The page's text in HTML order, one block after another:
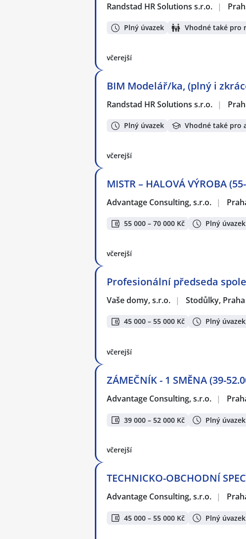
Randstad HR Solutions s.r.o. |
Plný úvazek Vhodné také pro
včerejší
BIM Modelář/ka, (plný i
Randstad HR Solutions s.r.o. |
Plný úvazek Vhodné také pro
včerejší
MISTR – HALOVÁ VÝROBA
Advantage Consulting, s.r.o. |
55 000 – 70 000 Kč Plný úvazek
včerejší
Profesionální předseda
Vaše domy, s.r.o. | Stodůlky, Praha
45 000 – 55 000 Kč Plný
včerejší
ZÁMEČNÍK - 1 SMĚNA (39-
Advantage Consulting, s.r.o. |
39 000 – 52 000 Kč Plný úvazek
včerejší
TECHNICKO-OBCHODNÍ
Advantage Consulting, s.r.o. |
45 000 – 55 000 Kč Plný úvazek